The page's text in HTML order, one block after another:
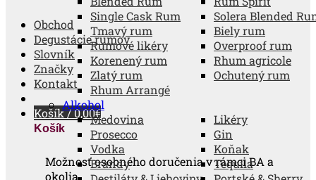
Obchod
Degustácie rumov
Slovník
Značky
Kontakt
Košík /0,00€
Košík
Možnosť osobného doručenia v rámci BA a
okolia.
Single Cask Rum
Solera Blended
Tmavý rum
Biely rum
Rumové likéry
Overproof rum
Korenený rum
Rhum agricole
Zlatý rum
Ochutený rum
Rhum Arrangé
Alkohol
Medovina
Likéry
Prosecco
Gin
Vodka
Koňak
Brandy
Tequila